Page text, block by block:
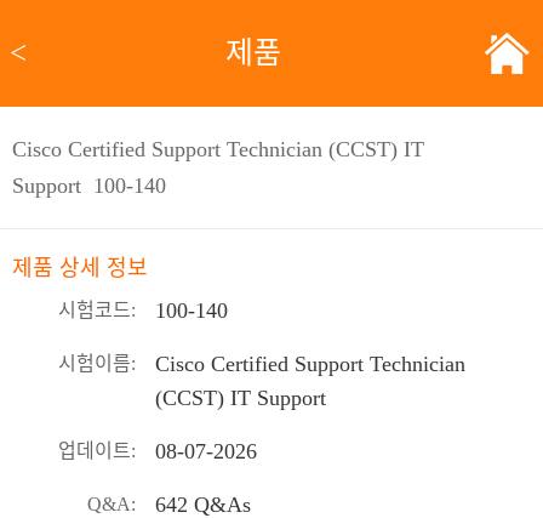
< 제품
Cisco Certified Support Technician (CCST) IT
Support 100-140
제품 상세 정보
시험코드: 100-140
시험이름:
Cisco Certified Support Technician
(CCST) IT Support
업데이트: 08-07-2026
Q&A: 642 Q&As